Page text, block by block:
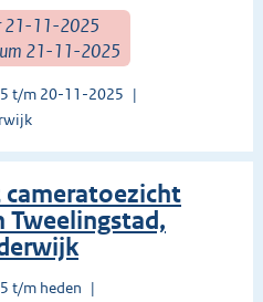
21-11-2025
21-11-2025
t/m 20-11-2025
t/m heden